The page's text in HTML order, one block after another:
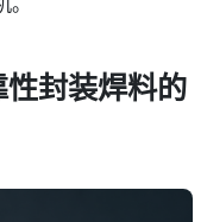
封装焊料的